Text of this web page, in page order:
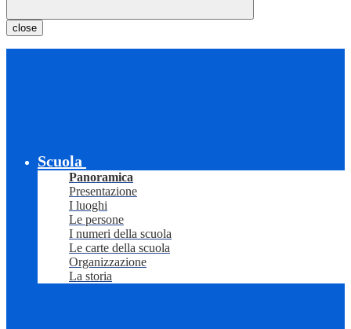
close
Scuola
Panoramica
Presentazione
I luoghi
Le persone
I numeri della scuola
Le carte della scuola
Organizzazione
La storia